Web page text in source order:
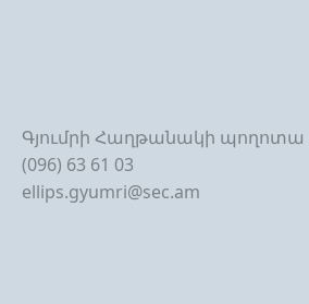
Գյումրի Հաղթանակի պողոտա
(096) 63 61 03
ellips.gyumri@sec.am